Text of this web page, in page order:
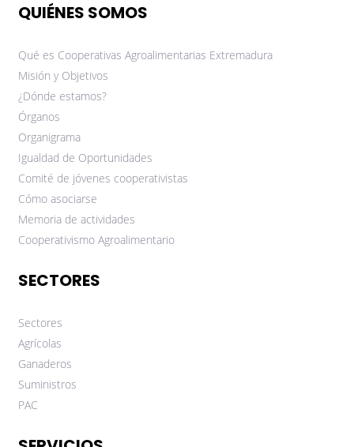
QUIÉNES SOMOS
Qué es Cooperativas Agroalimentarias Extremadura
Misión y Objetivos
¿Dónde estamos?
Órganos
Organigrama
Igualdad de Oportunidades
Comité de jóvenes cooperativistas
Cómo asociarse
Memoria de actividades
Cooperativismo Agroalimentario
SECTORES
Sectores
Agrícolas
Ganaderos
Suministros
PAC